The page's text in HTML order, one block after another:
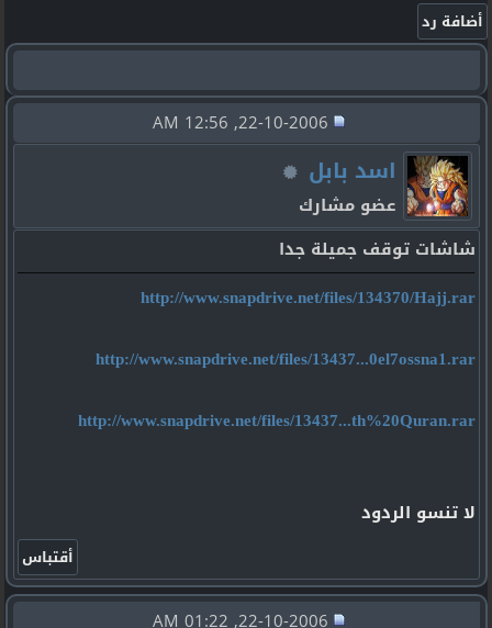
اسد بابل
عضو مشارك
شاشات توقف جميلة جدا
http://www.snapdrive.net/files/134370/Hajj.rar
http://www.snapdrive.net/files/13437...0el7ossna1.rar
http://www.snapdrive.net/files/13437...th%20Quran.rar
لا تنسو الردود